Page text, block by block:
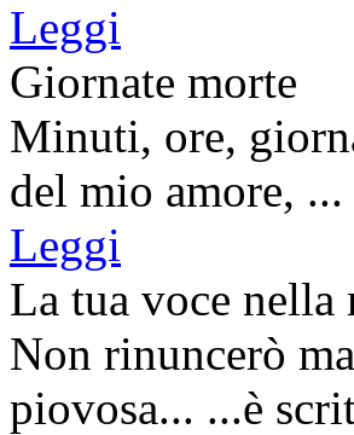
Leggi
Giornate morte
Minuti, ore,
del mio amore, ...
Leggi
La tua voce nella
Non rinuncerò
piovosa... ...è